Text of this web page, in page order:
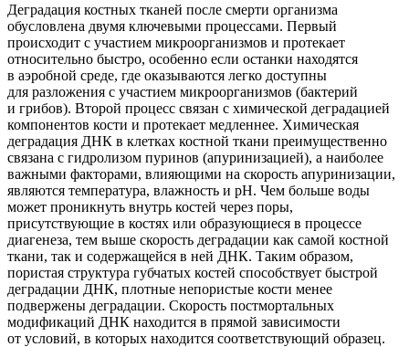
Деградация костных тканей после смерти организма
обусловлена двумя ключевыми процессами. Первый
происходит с участием микроорганизмов и протекает
относительно быстро, особенно если останки находятся
в аэробной среде, где оказываются легко доступны
для разложения с участием микроорганизмов (бактерий
и грибов). Второй процесс связан с химической деградацией
компонентов кости и протекает медленнее. Химическая
деградация ДНК в клетках костной ткани преимущественно
связана с гидролизом пуринов (апуринизацией), а наиболее
важными факторами, влияющими на скорость апуринизации,
являются температура, влажность и рН. Чем больше воды
может проникнуть внутрь костей через поры,
присутствующие в костях или образующиеся в процессе
диагенеза, тем выше скорость деградации как самой костной
ткани, так и содержащейся в ней ДНК. Таким образом,
пористая структура губчатых костей способствует быстрой
деградации ДНК, плотные непористые кости менее
подвержены деградации. Скорость постмортальных
модификаций ДНК находится в прямой зависимости
от условий, в которых находится соответствующий образец.